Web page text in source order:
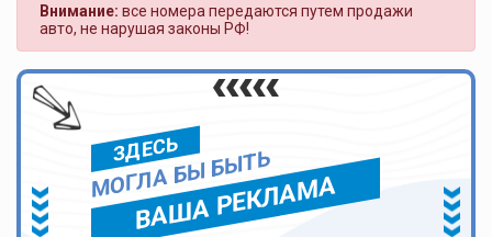
Внимание: все номера передаются путем продажи
авто, не нарушая законы РФ!
ЗДЕСЬ
МОГЛА БЫ БЫТЬ
ВАША РЕКЛАМА